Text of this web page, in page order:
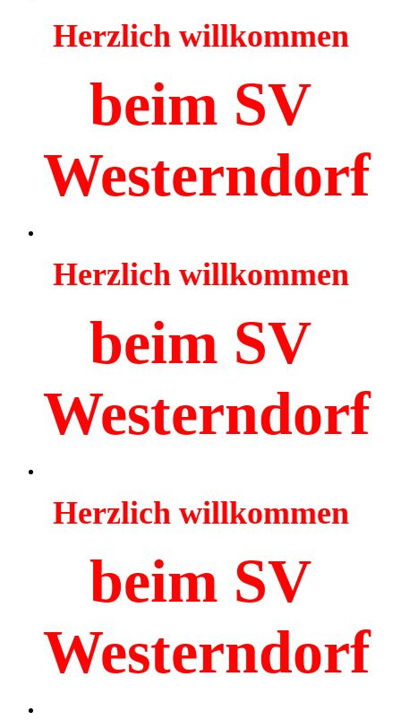
Herzlich willkommen
beim SV
Westerndorf
Herzlich willkommen
beim SV
Westerndorf
Herzlich willkommen
beim SV
Westerndorf